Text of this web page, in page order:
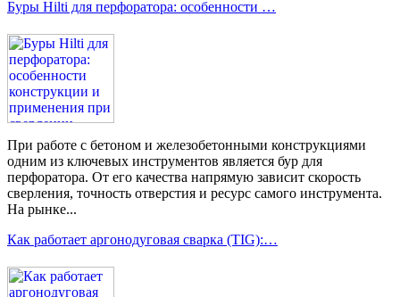
Буры Hilti для перфоратора: особенности …
При работе с бетоном и железобетонными конструкциями
одним из ключевых инструментов является бур для
перфоратора. От его качества напрямую зависит скорость
сверления, точность отверстия и ресурс самого инструмента.
На рынке...
Как работает аргонодуговая сварка (TIG):…